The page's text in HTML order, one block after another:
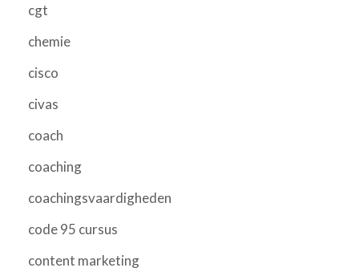
cgt
chemie
cisco
civas
coach
coaching
coachingsvaardigheden
code 95 cursus
content marketing